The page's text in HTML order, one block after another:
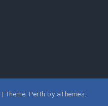
| Theme: Perth by aThemes.